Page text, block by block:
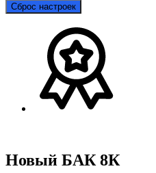
Сброс настроек
Новый БАК 8К